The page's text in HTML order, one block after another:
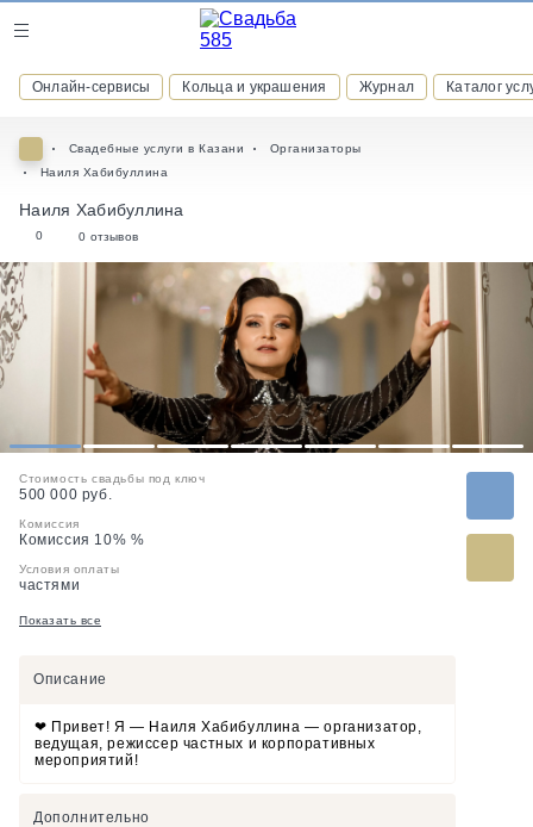
Онлайн-сервисы Кольца и украшения Журнал Каталог
присоединяйтесь к закрытому сообществу и получайте
скидки и бонусы за участие
РЕГИСТРАЦИЯ
Свадебные услуги в Казани
Организаторы
Наиля Хабибуллина
Наиля Хабибуллина
0 0 отзывов
1 2 3 4 5 6 7
Стоимость свадьбы под ключ
500 000 руб.
Комиссия
Комиссия 10% %
Условия оплаты
частями
Показать все
Описание
❤ Привет! Я — Наиля Хабибуллина — организатор,
ведущая, режиссер частных и корпоративных
мероприятий!
Дополнительно